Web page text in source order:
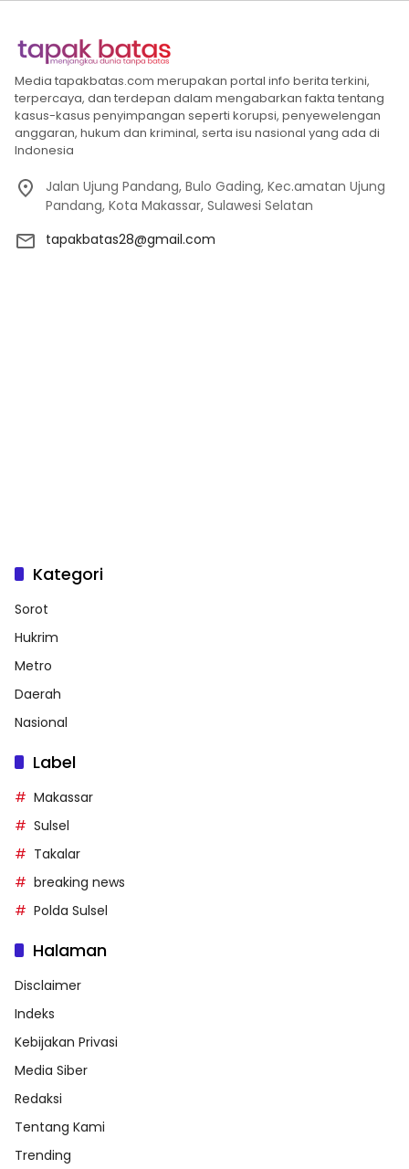
Media tapakbatas.com merupakan portal info berita terkini,
terpercaya, dan terdepan dalam mengabarkan fakta tentang
kasus-kasus penyimpangan seperti korupsi, penyewelengan
anggaran, hukum dan kriminal, serta isu nasional yang ada di
Indonesia
Jalan Ujung Pandang, Bulo Gading, Kec.amatan Ujung
Pandang, Kota Makassar, Sulawesi Selatan
tapakbatas28@gmail.com
Kategori
Sorot
Hukrim
Metro
Daerah
Nasional
Label
Makassar
Sulsel
Takalar
breaking news
Polda Sulsel
Halaman
Disclaimer
Indeks
Kebijakan Privasi
Media Siber
Redaksi
Tentang Kami
Trending